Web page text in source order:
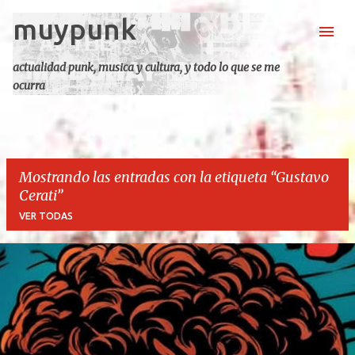
Ir al contenido principal
muypunk
actualidad punk, musica y cultura, y todo lo que se me
ocurra
Mostrando las entradas con la etiqueta Gustavo
Cerati
VER TODAS
E
t
r